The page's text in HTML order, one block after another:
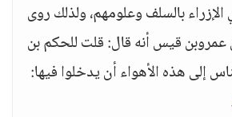
بالسلف وعلومهم، ولذلك روى
عمروبن قيس أنه قال: قلت للحكم بن
إلى هذه الأهواء أن يدخلوا فيها: